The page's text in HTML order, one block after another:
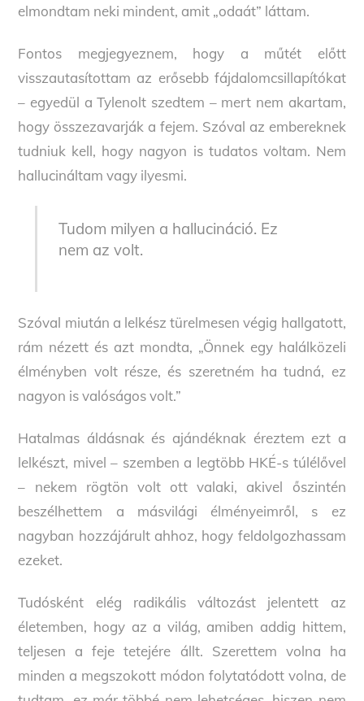
elmondtam neki mindent, amit „odaát” láttam.
Fontos megjegyeznem, hogy a műtét előtt
visszautasítottam az erősebb fájdalomcsillapítókat
– egyedül a Tylenolt szedtem – mert nem akartam,
hogy összezavarják a fejem. Szóval az embereknek
tudniuk kell, hogy nagyon is tudatos voltam. Nem
hallucináltam vagy ilyesmi.
Tudom milyen a hallucináció. Ez
nem az volt.
Szóval miután a lelkész türelmesen végig hallgatott,
rám nézett és azt mondta, „Önnek egy halálközeli
élményben volt része, és szeretném ha tudná, ez
nagyon is valóságos volt.”
Hatalmas áldásnak és ajándéknak éreztem ezt a
lelkészt, mivel – szemben a legtöbb HKÉ-s túlélővel
– nekem rögtön volt ott valaki, akivel őszintén
beszélhettem a másvilági élményeimről, s ez
nagyban hozzájárult ahhoz, hogy feldolgozhassam
ezeket.
Tudósként elég radikális változást jelentett az
életemben, hogy az a világ, amiben addig hittem,
teljesen a feje tetejére állt. Szerettem volna ha
minden a megszokott módon folytatódott volna, de